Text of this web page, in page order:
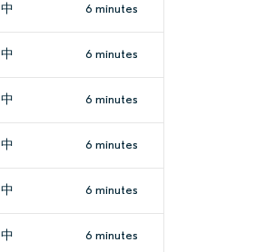
中 6 minutes
中 6 minutes
中 6 minutes
中 6 minutes
中 6 minutes
中 6 minutes